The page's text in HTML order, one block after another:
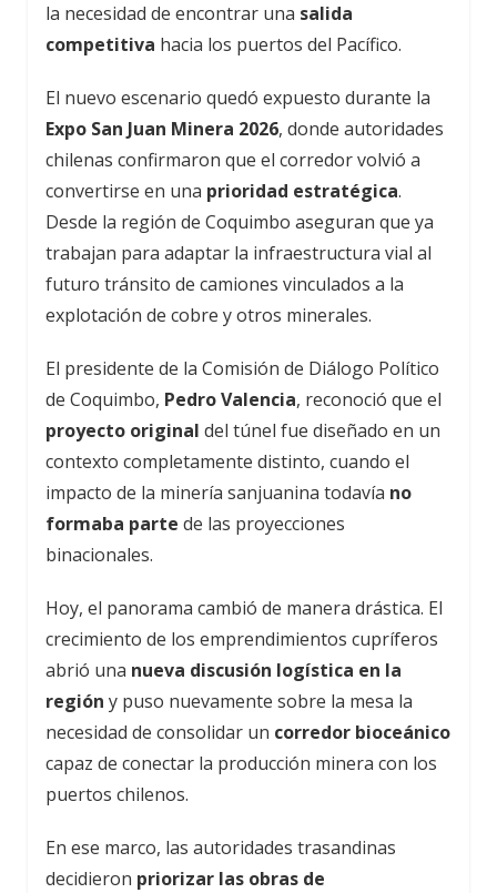
la necesidad de encontrar una salida
competitiva hacia los puertos del Pacífico.
El nuevo escenario quedó expuesto durante la
Expo San Juan Minera 2026, donde autoridades
chilenas confirmaron que el corredor volvió a
convertirse en una prioridad estratégica.
Desde la región de Coquimbo aseguran que ya
trabajan para adaptar la infraestructura vial al
futuro tránsito de camiones vinculados a la
explotación de cobre y otros minerales.
El presidente de la Comisión de Diálogo Político
de Coquimbo, Pedro Valencia, reconoció que el
proyecto original del túnel fue diseñado en un
contexto completamente distinto, cuando el
impacto de la minería sanjuanina todavía no
formaba parte de las proyecciones
binacionales.
Hoy, el panorama cambió de manera drástica. El
crecimiento de los emprendimientos cupríferos
abrió una nueva discusión logística en la
región y puso nuevamente sobre la mesa la
necesidad de consolidar un corredor bioceánico
capaz de conectar la producción minera con los
puertos chilenos.
En ese marco, las autoridades trasandinas
decidieron priorizar las obras de